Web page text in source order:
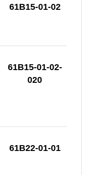
61B15-01-02
61B15-01-02-
020
61B22-01-01